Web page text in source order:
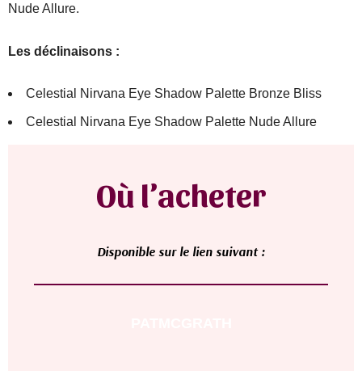
Nude Allure.
Les déclinaisons :
Celestial Nirvana Eye Shadow Palette Bronze Bliss
Celestial Nirvana Eye Shadow Palette Nude Allure
Où l’acheter
Disponible sur le lien suivant :